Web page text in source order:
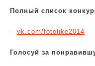
Полный список
—vk.com/fotolike2014
Голосуй за